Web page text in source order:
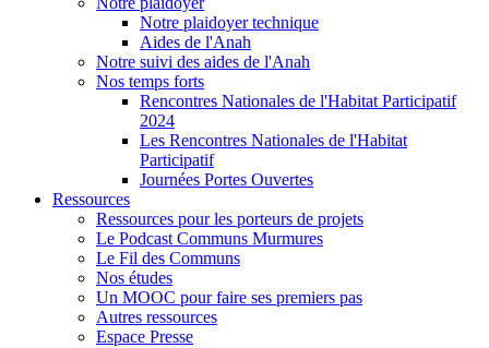
Notre plaidoyer technique
Aides de l'Anah
Notre suivi des aides de l'Anah
Nos temps forts
Rencontres Nationales de l'Habitat Participatif
2024
Les Rencontres Nationales de l'Habitat
Participatif
Journées Portes Ouvertes
Ressources
Ressources pour les porteurs de projets
Le Podcast Communs Murmures
Le Fil des Communs
Nos études
Un MOOC pour faire ses premiers pas
Autres ressources
Espace Presse